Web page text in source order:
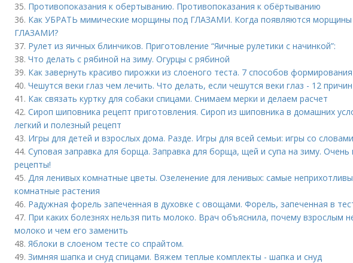
35. Противопоказания к обертыванию. Противопоказания к обёртыванию
36. Как УБРАТЬ мимические морщины под ГЛАЗАМИ. Когда появляются
ГЛАЗАМИ?
37. Рулет из яичных блинчиков. Приготовление “Яичные рулетики с начинкой”:
38. Что делать с рябиной на зиму. Огурцы с рябиной
39. Как завернуть красиво пирожки из слоеного теста. 7 способов
40. Чешутся веки глаз чем лечить. Что делать, если чешутся веки глаз - 12
41. Как связать куртку для собаки спицами. Снимаем мерки и делаем расчет
42. Сироп шиповника рецепт приготовления. Сироп из шиповника в домашних
легкий и полезный рецепт
43. Игры для детей и взрослых дома. Разде. Игры для всей семьи: игры со
44. Суповая заправка для борща. Заправка для борща, щей и супа на зиму. Очень
рецепты!
45. Для ленивых комнатные цветы. Озеленение для ленивых: самые
комнатные растения
46. Радужная форель запеченная в духовке с овощами. Форель, запеченная в
47. При каких болезнях нельзя пить молоко. Врач объяснила, почему взрослым
молоко и чем его заменить
48. Яблоки в слоеном тесте со спрайтом.
49. Зимняя шапка и снуд спицами. Вяжем теплые комплекты - шапка и снуд